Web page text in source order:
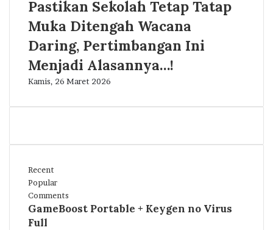
Pastikan Sekolah Tetap Tatap
Muka Ditengah Wacana
Daring, Pertimbangan Ini
Menjadi Alasannya…!
Kamis, 26 Maret 2026
Recent
Popular
Comments
GameBoost Portable + Keygen no Virus
Full